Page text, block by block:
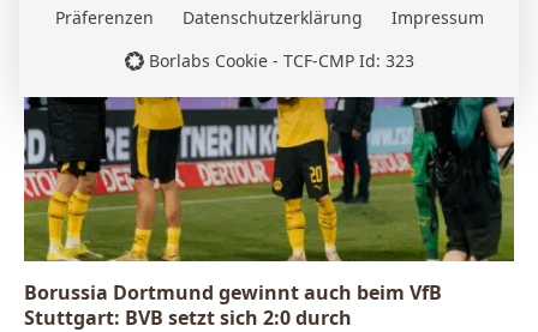
Borussia Dortmund gewinnt auch beim VfB
Stuttgart: BVB setzt sich 2:0 durch
Präferenzen Datenschutzerklärung
Impressum
Borlabs Cookie - TCF-CMP Id: 323